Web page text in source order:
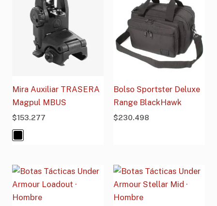
Mira Auxiliar TRASERA
Magpul MBUS
$153.277
Bolso Sportster Deluxe
Range BlackHawk
$230.498